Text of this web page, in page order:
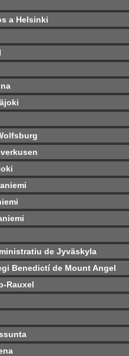
a Helsinki
de Jyväskyla
Benedictí de Mount Angel
Rauxel